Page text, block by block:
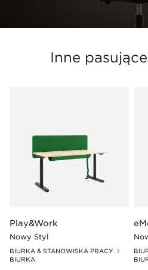
Inne
Play&Work
Nowy Styl
BIURKA & STANOWISKA PRACY
BIURKA